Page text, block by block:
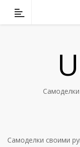
Самоделки
Самоделки своими